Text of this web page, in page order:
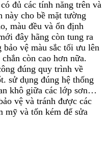
đủ các tính năng trên và
cho bề mặt tường
màu đều và ổn định
đây hãng còn tung ra
vệ màu sắc tối ưu lên
còn cao hơn nữa.
đúng quy trình về
sử dụng đúng hệ thống
khô giữa các lớp sơn…
vệ và tránh được các
mỹ và tốn kém để sửa